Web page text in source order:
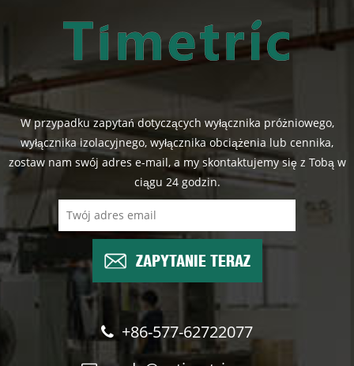
W przypadku zapytań dotyczących wyłącznika próżniowego,
wyłącznika izolacyjnego, wyłącznika obciążenia lub cennika,
zostaw nam swój adres e-mail, a my skontaktujemy się z Tobą w
ciągu 24 godzin.
ZAPYTANIE TERAZ
+86-577-62722077